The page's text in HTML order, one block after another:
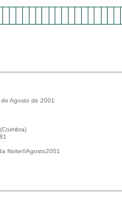
Agosto de 2001
Noite©Agosto2001